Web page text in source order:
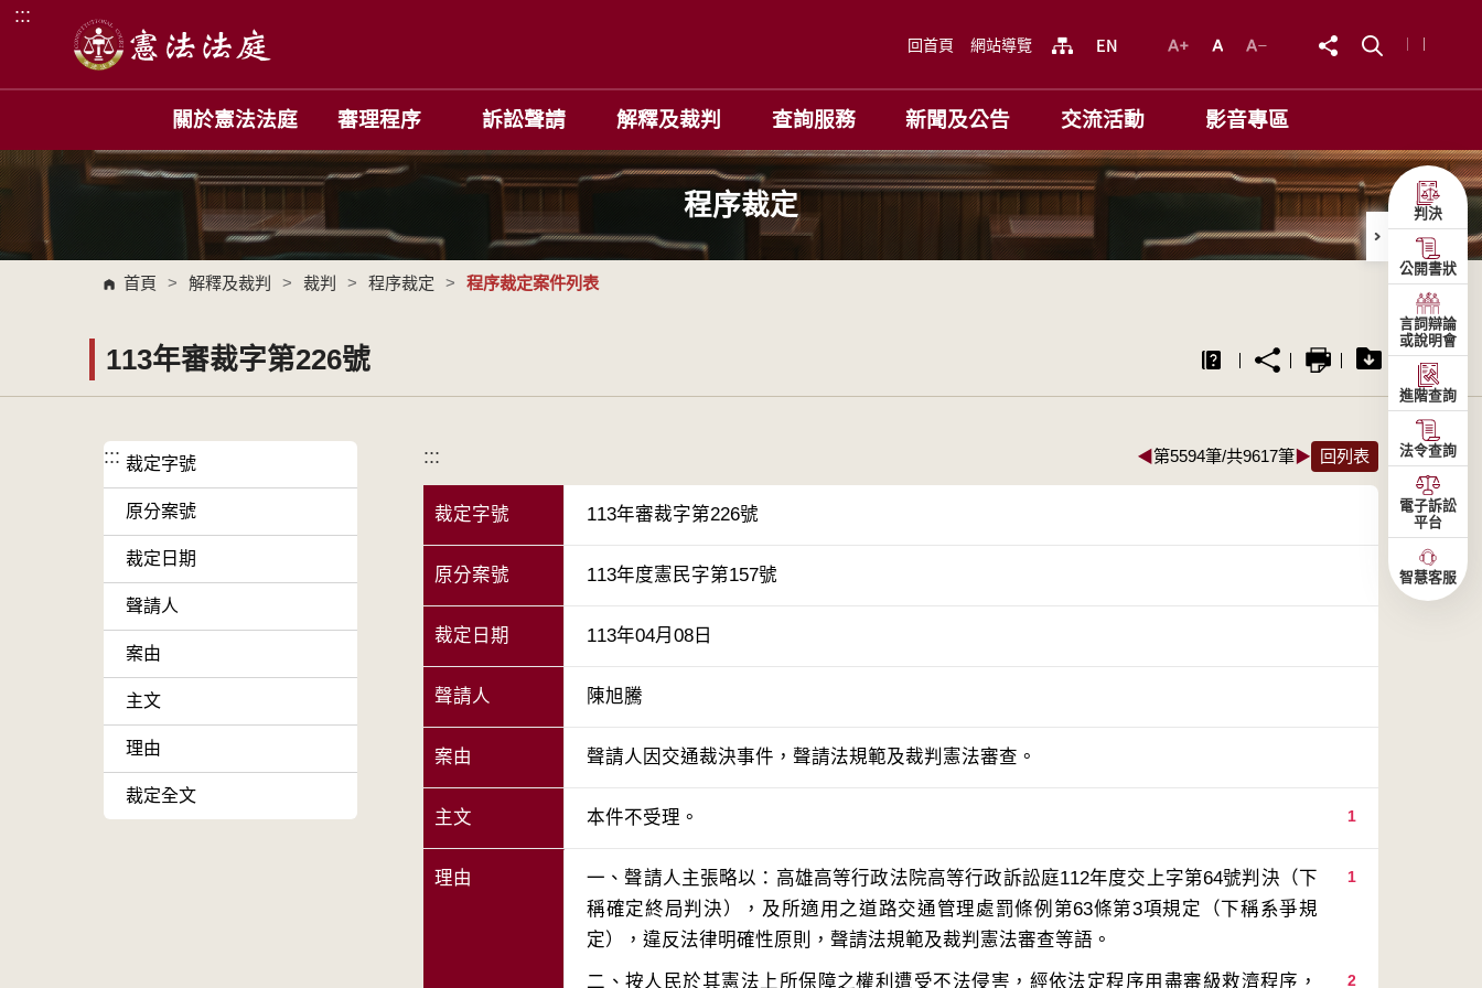
跳到主要內容區塊
:::
回首頁 網站導覽
關於憲法法庭 審理程序 訴訟聲請 解釋及裁判 查詢服務 新聞及公告 交流活動 影音專區
程序裁定
首頁 > 解釋及裁判 > 裁判 > 程序裁定 > 程序裁定案件列表
113年審裁字第226號
::: 裁定字號
原分案號
裁定日期
聲請人
案由
主文
理由
裁定全文
::: ◀第5594筆/共9617筆▶ 回列表
裁定字號 113年審裁字第226號
原分案號 113年度憲民字第157號
裁定日期 113年04月08日
聲請人 陳旭騰
案由 聲請人因交通裁決事件，聲請法規範及裁判憲法審查。
主文 1
本件不受理。
理由 1
一、聲請人主張略以：高雄高等行政法院高等行政訴訟庭112年度交上字第64號判決（下
稱確定終局判決），及所適用之道路交通管理處罰條例第63條第3項規定（下稱系爭規
2
二、按人民於其憲法上所保障之權利遭受不法侵害，經依法定程序用盡審級救濟程序，
判決
公開書狀
言詞辯論
或說明會
進階查詢
法令查詢
電子訴訟
平台
智慧客服